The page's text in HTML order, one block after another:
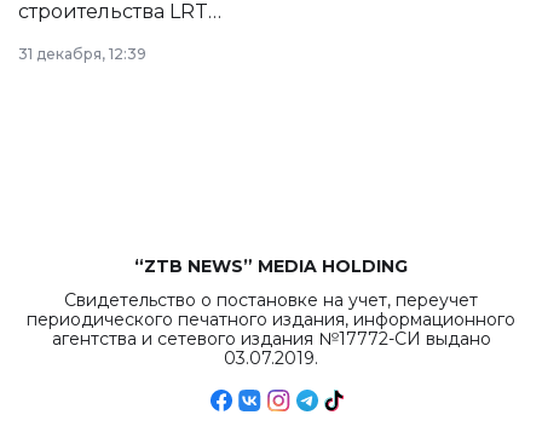
строительства LRT
в Астане из
республиканского
31 декабря, 12:39
“ZTB NEWS” MEDIA HOLDING
Свидетельство о постановке на учет, переучет
периодического печатного издания, информационного
агентства и сетевого издания №17772-СИ выдано
03.07.2019.